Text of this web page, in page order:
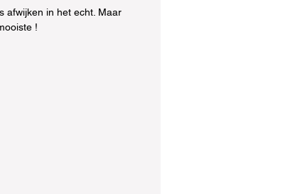
met epoxy? Voeg
Kids zijn gek op
afwijken in het echt. Maar
!